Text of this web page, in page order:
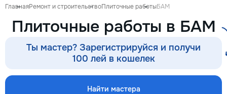
ГлавнаяРемонт и строительствоПлиточные работыБАМ
Плиточные работы в БАМ
Ты мастер? Зарегистрируйся и получи
100 лей в кошелек
Найти мастера